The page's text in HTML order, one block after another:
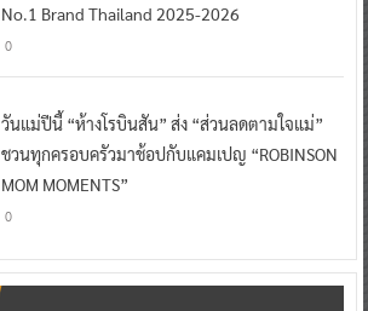
No.1 Brand Thailand 2025-2026
0
วันแม่ปีนี้ “ห้างโรบินสัน” ส่ง “ส่วนลดตามใจแม่”
ชวนทุกครอบครัวมาช้อปกับแคมเปญ “ROBINSON
MOM MOMENTS”
0